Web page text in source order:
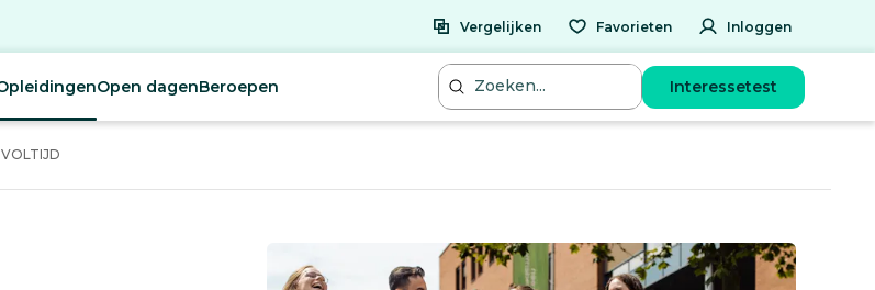
Vergelijken Favorieten Inloggen
Open dagenBeroepen Interessetest
VOLTIJD